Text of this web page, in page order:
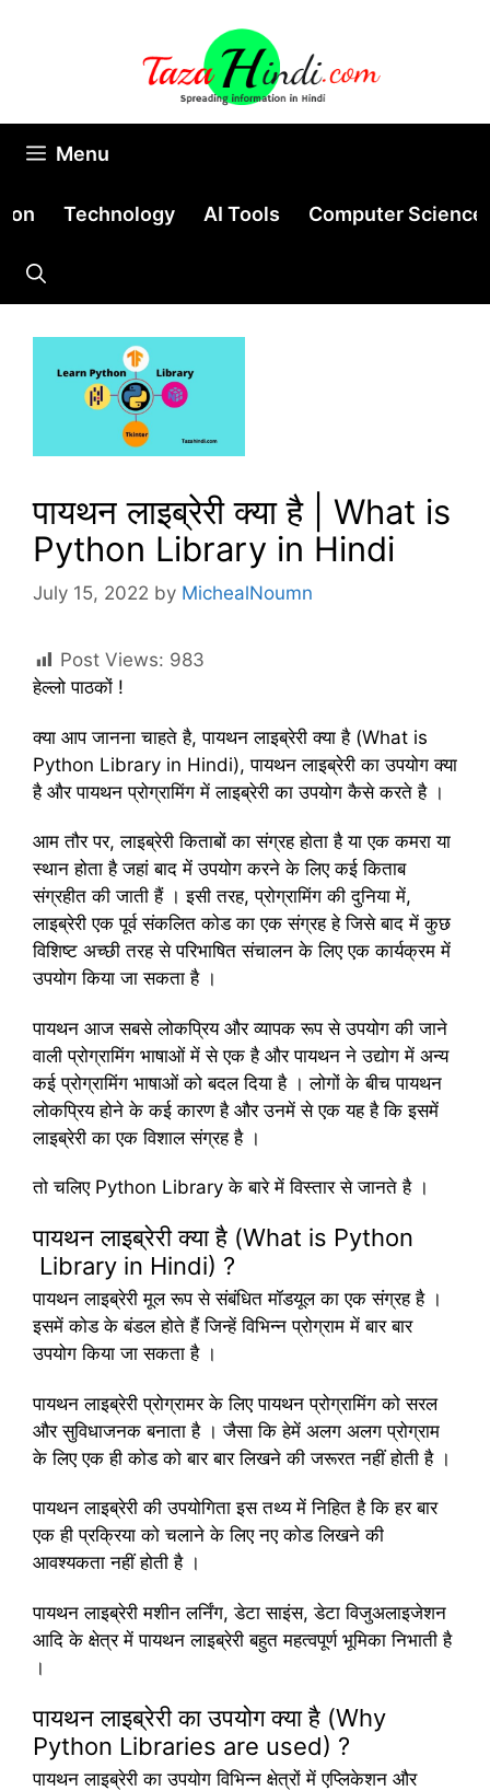
Menu
Technology AI Tools Computer Science
पायथन लाइब्रेरी क्या है | What is
Python Library in Hindi
July 15, 2022 by MichealNoumn
Post Views: 983
हेल्लो पाठकों !
क्या आप जानना चाहते है, पायथन लाइब्रेरी क्या है (What is
Python Library in Hindi), पायथन लाइब्रेरी का उपयोग क्या
है और पायथन प्रोग्रामिंग में लाइब्रेरी का उपयोग कैसे करते है ।
आम तौर पर, लाइब्रेरी किताबों का संग्रह होता है या एक कमरा या
स्थान होता है जहां बाद में उपयोग करने के लिए कई किताब
संग्रहीत की जाती हैं । इसी तरह, प्रोग्रामिंग की दुनिया में,
लाइब्रेरी एक पूर्व संकलित कोड का एक संग्रह हे जिसे बाद में कुछ
विशिष्ट अच्छी तरह से परिभाषित संचालन के लिए एक कार्यक्रम में
उपयोग किया जा सकता है ।
पायथन आज सबसे लोकप्रिय और व्यापक रूप से उपयोग की जाने
वाली प्रोग्रामिंग भाषाओं में से एक है और पायथन ने उद्योग में अन्य
कई प्रोग्रामिंग भाषाओं को बदल दिया है । लोगों के बीच पायथन
लोकप्रिय होने के कई कारण है और उनमें से एक यह है कि इसमें
लाइब्रेरी का एक विशाल संग्रह है ।
तो चलिए Python Library के बारे में विस्तार से जानते है ।
पायथन लाइब्रेरी क्या है (What is Python
Library in Hindi) ?
पायथन लाइब्रेरी मूल रूप से संबंधित मॉडयूल का एक संग्रह है ।
इसमें कोड के बंडल होते हैं जिन्हें विभिन्न प्रोग्राम में बार बार
उपयोग किया जा सकता है ।
पायथन लाइब्रेरी प्रोग्रामर के लिए पायथन प्रोग्रामिंग को सरल
और सुविधाजनक बनाता है । जैसा कि हेमें अलग अलग प्रोग्राम
के लिए एक ही कोड को बार बार लिखने की जरूरत नहीं होती है ।
पायथन लाइब्रेरी की उपयोगिता इस तथ्य में निहित है कि हर बार
एक ही प्रक्रिया को चलाने के लिए नए कोड लिखने की
आवश्यकता नहीं होती है ।
पायथन लाइब्रेरी मशीन लर्निंग, डेटा साइंस, डेटा विजुअलाइजेशन
आदि के क्षेत्र में पायथन लाइब्रेरी बहुत महत्वपूर्ण भूमिका निभाती है
।
पायथन लाइब्रेरी का उपयोग क्या है (Why
Python Libraries are used) ?
पायथन लाइब्रेरी का उपयोग विभिन्न क्षेत्रों में एप्लिकेशन और